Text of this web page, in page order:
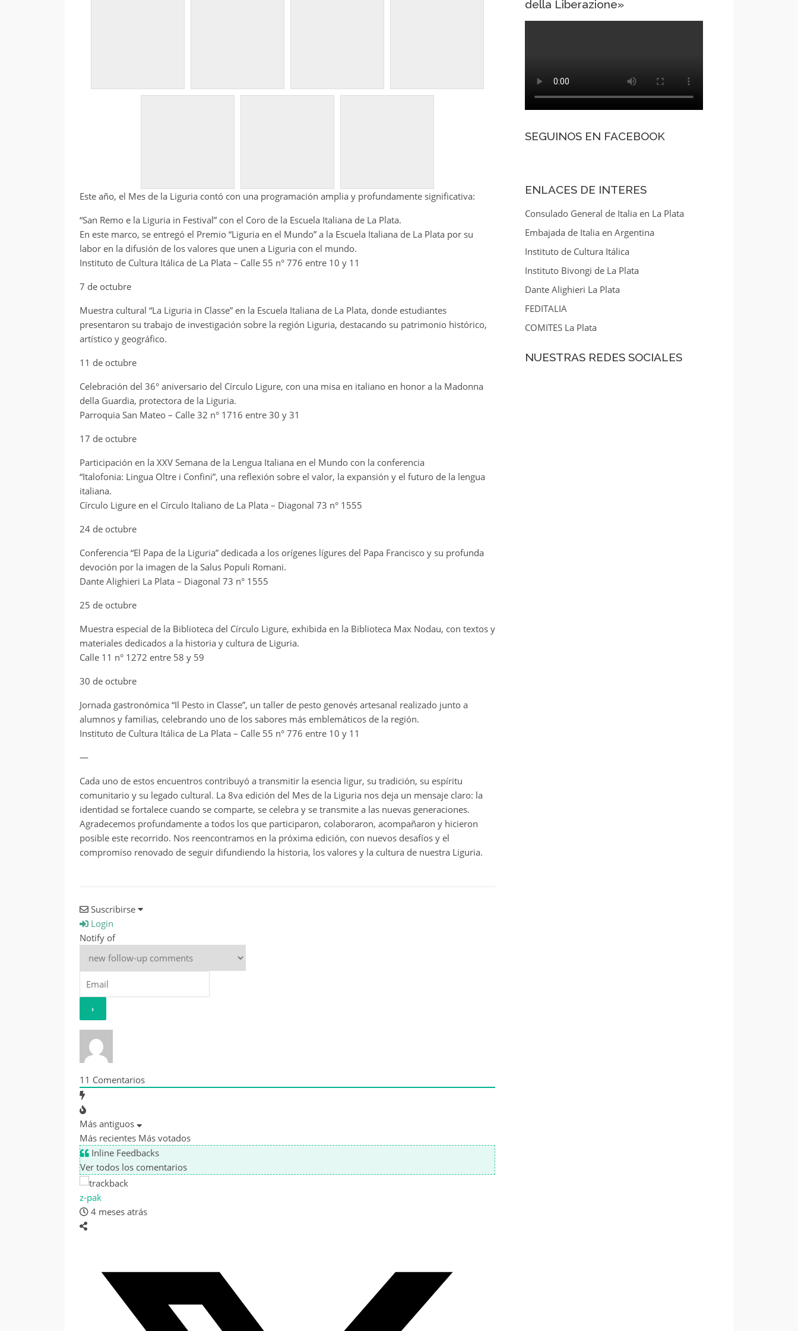
Este año, el Mes de la Liguria contó con una programación amplia y profundamente significativa:
“San Remo e la Liguria in Festival” con el Coro de la Escuela Italiana de La Plata.
En este marco, se entregó el Premio “Liguria en el Mundo” a la Escuela Italiana de La Plata por su
labor en la difusión de los valores que unen a Liguria con el mundo.
Instituto de Cultura Itálica de La Plata – Calle 55 n° 776 entre 10 y 11
7 de octubre
Muestra cultural “La Liguria in Classe” en la Escuela Italiana de La Plata, donde estudiantes
presentaron su trabajo de investigación sobre la región Liguria, destacando su patrimonio histórico,
artístico y geográfico.
11 de octubre
Celebración del 36° aniversario del Círculo Ligure, con una misa en italiano en honor a la Madonna
della Guardia, protectora de la Liguria.
Parroquia San Mateo – Calle 32 n° 1716 entre 30 y 31
17 de octubre
Participación en la XXV Semana de la Lengua Italiana en el Mundo con la conferencia
“Italofonia: Lingua Oltre i Confini”, una reflexión sobre el valor, la expansión y el futuro de la lengua
italiana.
Círculo Ligure en el Círculo Italiano de La Plata – Diagonal 73 n° 1555
24 de octubre
Conferencia “El Papa de la Liguria” dedicada a los orígenes lígures del Papa Francisco y su profunda
devoción por la imagen de la Salus Populi Romani.
Dante Alighieri La Plata – Diagonal 73 n° 1555
25 de octubre
Muestra especial de la Biblioteca del Círculo Ligure, exhibida en la Biblioteca Max Nodau, con textos y
materiales dedicados a la historia y cultura de Liguria.
Calle 11 n° 1272 entre 58 y 59
30 de octubre
Jornada gastronómica “Il Pesto in Classe”, un taller de pesto genovés artesanal realizado junto a
alumnos y familias, celebrando uno de los sabores más emblemáticos de la región.
Instituto de Cultura Itálica de La Plata – Calle 55 n° 776 entre 10 y 11
—
Cada uno de estos encuentros contribuyó a transmitir la esencia ligur, su tradición, su espíritu
comunitario y su legado cultural. La 8va edición del Mes de la Liguria nos deja un mensaje claro: la
identidad se fortalece cuando se comparte, se celebra y se transmite a las nuevas generaciones.
Agradecemos profundamente a todos los que participaron, colaboraron, acompañaron y hicieron
posible este recorrido. Nos reencontramos en la próxima edición, con nuevos desafíos y el
compromiso renovado de seguir difundiendo la historia, los valores y la cultura de nuestra Liguria.
Suscribirse
Login
Notify of
11 Comentarios
Más antiguos
Más recientes Más votados
Inline Feedbacks
Ver todos los comentarios
z-pak
4 meses atrás
della Liberazione»
SEGUINOS EN FACEBOOK
ENLACES DE INTERES
Consulado General de Italia en La Plata
Embajada de Italia en Argentina
Instituto de Cultura Itálica
Instituto Bivongi de La Plata
Dante Alighieri La Plata
FEDITALIA
COMITES La Plata
NUESTRAS REDES SOCIALES